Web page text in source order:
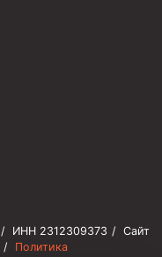
/ ИНН 2312309373 / Сайт
/
Политика